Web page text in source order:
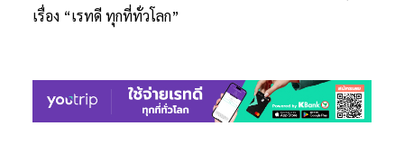
เรื่อง “เรทดี ทุกที่ทั่วโลก”